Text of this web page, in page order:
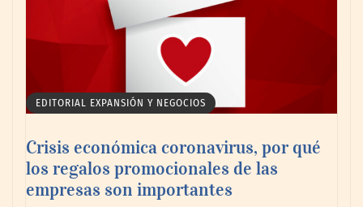
EDITORIAL EXPANSIÓN Y NEGOCIOS
Crisis económica coronavirus, por qué
los regalos promocionales de las
empresas son importantes